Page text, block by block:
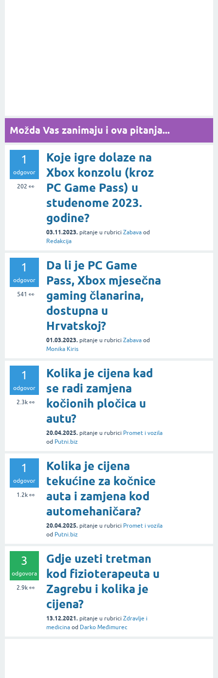
Možda Vas zanimaju i ova pitanja...
1
odgovor
202 👀
Koje igre dolaze na
Xbox konzolu (kroz
PC Game Pass) u
studenome 2023.
godine?
03.11.2023. pitanje u rubrici Zabava od
Redakcija
1
odgovor
541 👀
Da li je PC Game
Pass, Xbox mjesečna
gaming članarina,
dostupna u
Hrvatskoj?
01.03.2023. pitanje u rubrici Zabava od
Monika Kiris
1
odgovor
2.3k👀
Kolika je cijena kad
se radi zamjena
kočionih pločica u
autu?
20.04.2025. pitanje u rubrici Promet i vozila
od Putni.biz
1
odgovor
1.2k👀
Kolika je cijena
tekućine za kočnice
auta i zamjena kod
automehaničara?
20.04.2025. pitanje u rubrici Promet i vozila
od Putni.biz
3
odgovora
2.9k👀
Gdje uzeti tretman
kod fizioterapeuta u
Zagrebu i kolika je
cijena?
13.12.2021. pitanje u rubrici Zdravlje i
medicina od Darko Međimurec